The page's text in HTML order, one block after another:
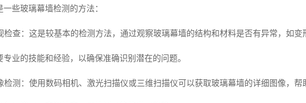
一些玻璃幕墙检测的方法：
检查：这是较基本的检测方法，通过观察玻璃幕墙的结构和材料是否有异常，如变
专业的技能和经验，以确保准确识别潜在的问题。
检测：使用数码相机、激光扫描仪或三维扫描仪可以获取玻璃幕墙的详细图像，帮